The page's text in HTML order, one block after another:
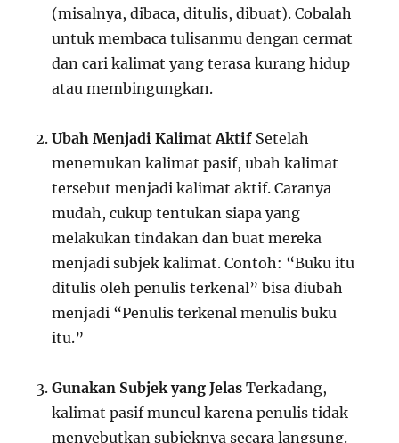
(misalnya, dibaca, ditulis, dibuat). Cobalah
untuk membaca tulisanmu dengan cermat
dan cari kalimat yang terasa kurang hidup
atau membingungkan.
Ubah Menjadi Kalimat Aktif Setelah
menemukan kalimat pasif, ubah kalimat
tersebut menjadi kalimat aktif. Caranya
mudah, cukup tentukan siapa yang
melakukan tindakan dan buat mereka
menjadi subjek kalimat. Contoh: “Buku itu
ditulis oleh penulis terkenal” bisa diubah
menjadi “Penulis terkenal menulis buku
itu.”
Gunakan Subjek yang Jelas Terkadang,
kalimat pasif muncul karena penulis tidak
menyebutkan subjeknya secara langsung.